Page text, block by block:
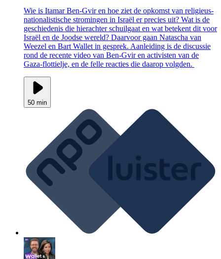
Wie is Itamar Ben-Gvir en hoe ziet de opkomst van religieus-
nationalistische stromingen in Israël er precies uit? Wat is de
geschiedenis die hierachter schuilgaat en wat betekent dit voor
Israël en de Joodse wereld? Daarvoor gaan Natascha van
Weezel en Bart Wallet in gesprek. Aanleiding is de discussie
rond de recente video van Ben-Gvir en activisten van de
Gaza-flottielje, en de felle reacties die daarop volgden.
50 min